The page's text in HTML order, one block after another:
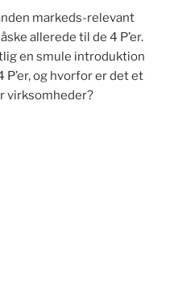
markeds-relevant
allerede til de 4 P’er.
en smule introduktion
P’er, og hvorfor er det et
virksomheder?